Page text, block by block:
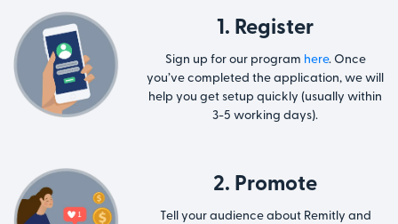
1. Register
Sign up for our program here. Once
you’ve completed the application, we will
help you get setup quickly (usually within
3-5 working days).
2. Promote
Tell your audience about Remitly and